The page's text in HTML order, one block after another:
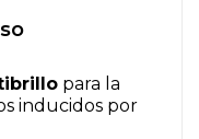
para la
inducidos por